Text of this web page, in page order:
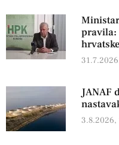
pravila:
JANAF
3.8.2026,